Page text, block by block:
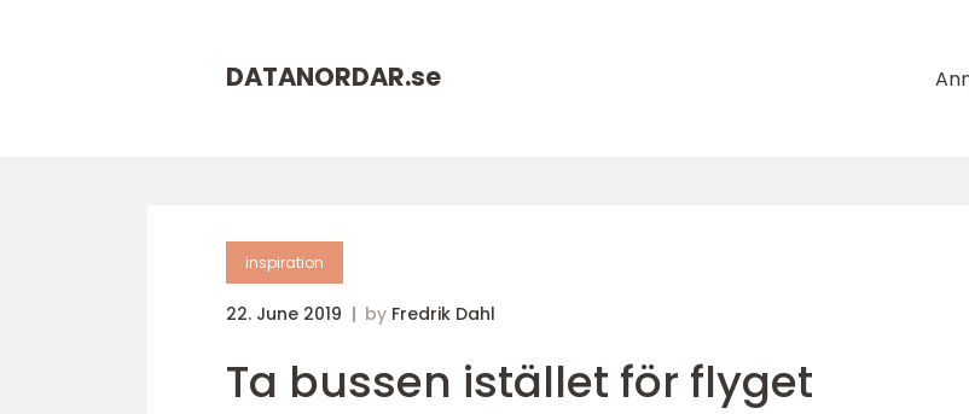
DATANORDAR.se
inspiration
22. June 2019 by Fredrik Dahl
Ta bussen istället för flyget